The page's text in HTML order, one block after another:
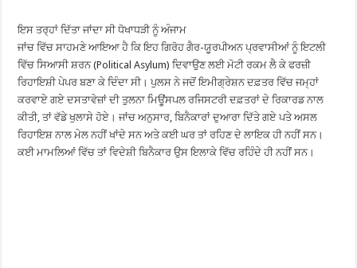
ਇਸ ਤਰ੍ਹਾਂ ਦਿੱਤਾ ਜਾਂਦਾ ਸੀ ਧੋਖਾਧੜੀ ਨੂੰ ਅੰਜਾਮ
ਜਾਂਚ ਵਿੱਚ ਸਾਹਮਣੇ ਆਇਆ ਹੈ ਕਿ ਇਹ ਗਿਰੋਹ ਗੈਰ-ਯੂਰਪੀਅਨ ਪ੍ਰਵਾਸੀਆਂ ਨੂੰ ਇਟਲੀ
ਵਿੱਚ ਸਿਆਸੀ ਸ਼ਰਨ (Political Asylum) ਦਿਵਾਉਣ ਲਈ ਮੋਟੀ ਰਕਮ ਲੈ ਕੇ ਫਰਜ਼ੀ
ਰਿਹਾਇਸ਼ੀ ਪੇਪਰ ਬਣਾ ਕੇ ਦਿੰਦਾ ਸੀ। ਪੁਲਸ ਨੇ ਜਦੋਂ ਇਮੀਗ੍ਰੇਸ਼ਨ ਦਫ਼ਤਰ ਵਿੱਚ ਜਮ੍ਹਾਂ
ਕਰਵਾਏ ਗਏ ਦਸਤਾਵੇਜ਼ਾਂ ਦੀ ਤੁਲਨਾ ਮਿਊਂਸਪਲ ਰਜਿਸਟਰੀ ਦਫ਼ਤਰਾਂ ਦੇ ਰਿਕਾਰਡ ਨਾਲ
ਕੀਤੀ, ਤਾਂ ਵੱਡੇ ਖੁਲਾਸੇ ਹੋਏ। ਜਾਂਚ ਅਨੁਸਾਰ, ਬਿਨੈਕਾਰਾਂ ਦੁਆਰਾ ਦਿੱਤੇ ਗਏ ਪਤੇ ਅਸਲ
ਰਿਹਾਇਸ਼ ਨਾਲ ਮੇਲ ਨਹੀਂ ਖਾਂਦੇ ਸਨ ਅਤੇ ਕਈ ਘਰ ਤਾਂ ਰਹਿਣ ਦੇ ਲਾਇਕ ਹੀ ਨਹੀਂ ਸਨ।
ਕਈ ਮਾਮਲਿਆਂ ਵਿੱਚ ਤਾਂ ਵਿਦੇਸ਼ੀ ਬਿਨੈਕਾਰ ਉਸ ਇਲਾਕੇ ਵਿੱਚ ਰਹਿੰਦੇ ਹੀ ਨਹੀਂ ਸਨ।